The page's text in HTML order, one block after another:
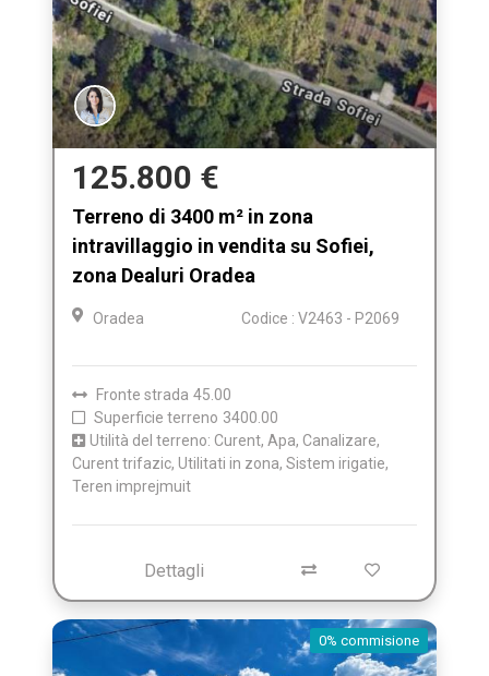
125.800 €
Terreno di 3400 m² in zona
intravillaggio in vendita su Sofiei,
zona Dealuri Oradea
Oradea Codice : V2463 - P2069
Fronte strada 45.00
Superficie terreno 3400.00
Utilità del terreno: Curent, Apa, Canalizare,
Curent trifazic, Utilitati in zona, Sistem irigatie,
Teren imprejmuit
Dettagli
0% commisione